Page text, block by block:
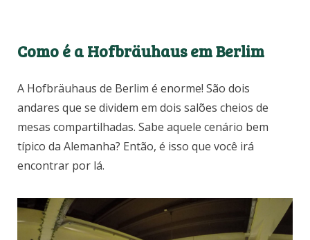
Como é a Hofbräuhaus em Berlim
A Hofbräuhaus de Berlim é enorme! São dois
andares que se dividem em dois salões cheios de
mesas compartilhadas. Sabe aquele cenário bem
típico da Alemanha? Então, é isso que você irá
encontrar por lá.